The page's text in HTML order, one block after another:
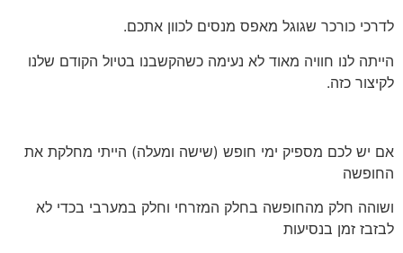
לדרכי כורכר שגוגל מאפס מנסים לכוון אתכם.
הייתה לנו חוויה מאוד לא נעימה כשהקשבנו בטיול הקודם שלנו
לקיצור כזה.
אם יש לכם מספיק ימי חופש (שישה ומעלה) הייתי מחלקת את
החופשה
ושוהה חלק מהחופשה בחלק המזרחי וחלק במערבי בכדי לא
לבזבז זמן בנסיעות